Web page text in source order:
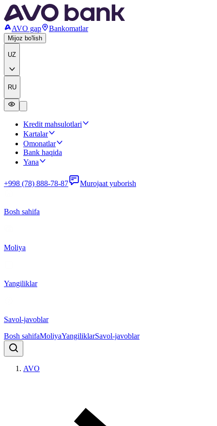
AVO gap Bankomatlar
Mijoz bo'lish
UZ
RU
Kredit mahsulotlari
Kartalar
Omonatlar
Bank haqida
Yana
+998 (78) 888-78-87 Murojaat yuborish
Bosh sahifa
Moliya
Yangiliklar
Savol-javoblar
Bosh sahifaMoliyaYangiliklarSavol-javoblar
AVO